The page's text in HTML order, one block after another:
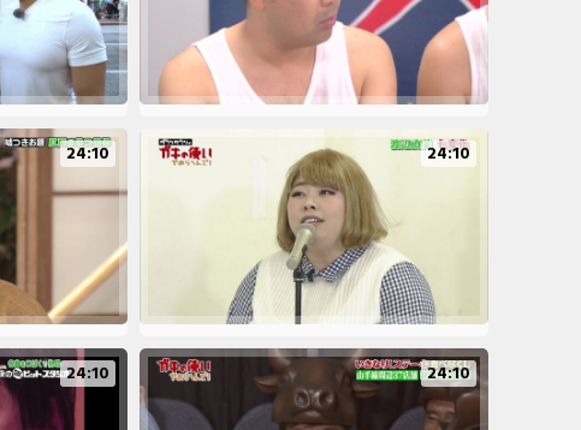
24:10 24:10
24:10 24:10